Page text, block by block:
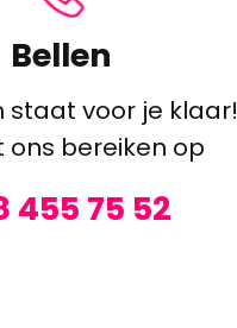
Bellen
staat voor je klaar!
ons bereiken op
455 75 52